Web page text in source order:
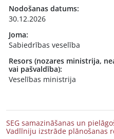
Nodošanas datums:
30.12.2026
Joma:
Sabiedrības veselība
Resors (nozares ministrija,
vai pašvaldība):
Veselības ministrija
SEG samazināšanas un
Vadlīniju izstrāde plānošanas